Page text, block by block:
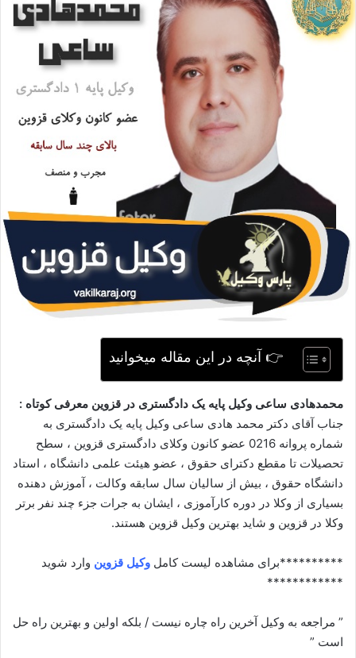
ا
م
ی
👉 آنچه در این مقاله میخوانید
محمدهادی ساعی وکیل پایه یک دادگستری در قزوین معرفی کوتاه :
جناب آقای دکتر محمد هادی ساعی وکیل پایه یک دادگستری به
شماره پروانه 0216 عضو کانون وکلای دادگستری قزوین ، سطح
تحصیلات تا مقطع دکترای حقوق ، عضو هیئت علمی دانشگاه ، استاد
دانشگاه حقوق ، بیش از سالیان سال سابقه وکالت ، آموزش دهنده
بسیاری از وکلا در دوره کارآموزی ، ایشان به جرات جزء چند نفر برتر
وکلا در قزوین و شاید بهترین وکیل قزوین هستند.
**********برای مشاهده لیست کامل وکیل قزوین وارد شوید
************
” مراجعه به وکیل آخرین راه چاره نیست / بلکه اولین و بهترین راه حل
است ”